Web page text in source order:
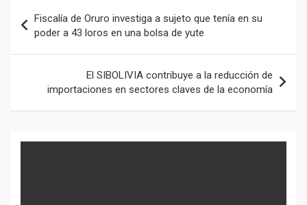
de
entradas
Fiscalía de Oruro investiga a sujeto que tenía en su
poder a 43 loros en una bolsa de yute
El SIBOLIVIA contribuye a la reducción de
importaciones en sectores claves de la economía